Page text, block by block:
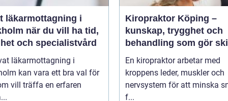
läkarmottagning i
vill ha tid,
och specialistvård
läkarmottagning i
kan vara ett bra val för
vill träffa en erfaren
Kiropraktor Köping –
kunskap, trygghet och
behandling som gör
En kiropraktor arbetar med
kroppens leder, muskler och
nervsystem för att minska
f...